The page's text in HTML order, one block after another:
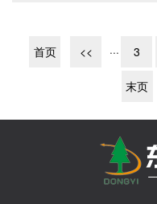
首页 << ··· 3
末页